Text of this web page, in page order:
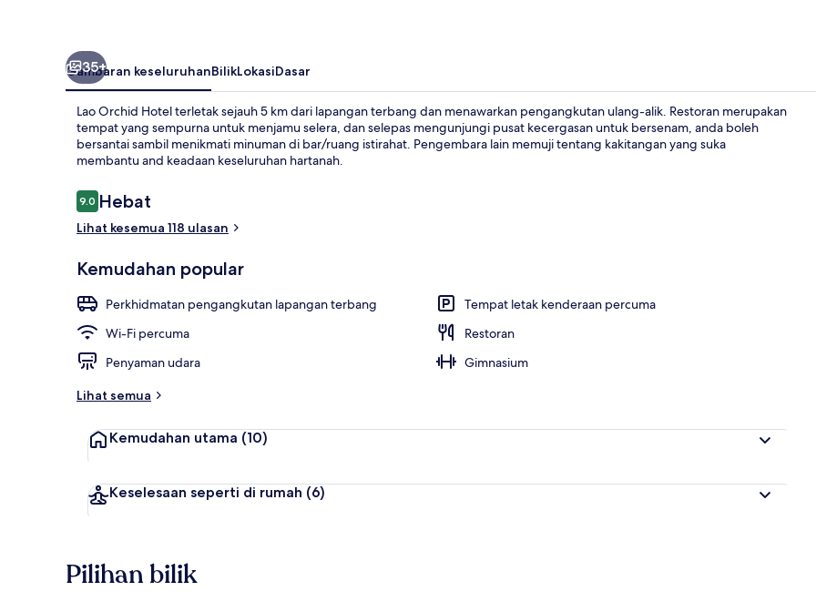
35+
Gambaran keseluruhanBilikLokasiDasar
Lao Orchid Hotel terletak sejauh 5 km dari lapangan terbang dan menawarkan pengangkutan ulang-alik. Restoran merupakan
tempat yang sempurna untuk menjamu selera, dan selepas mengunjungi pusat kecergasan untuk bersenam, anda boleh
bersantai sambil menikmati minuman di bar/ruang istirahat. Pengembara lain memuji tentang kakitangan yang suka
membantu and keadaan keseluruhan hartanah.
Ulasan
9.09.0 daripada 10
Hebat
Lihat kesemua 118 ulasan
Kemudahan popular
Perkhidmatan pengangkutan lapangan terbang
Tempat letak kenderaan percuma
Wi-Fi percuma
Restoran
Penyaman udara
Gimnasium
Lihat semua
Kemudahan utama (10)
Keselesaan seperti di rumah (6)
Pilihan bilik